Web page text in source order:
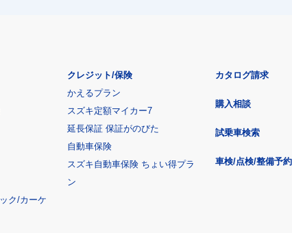
ク/カーケ
クレジット/保険
かえるプラン
スズキ定額マイカー7
延長保証 保証がのびた
自動車保険
スズキ自動車保険 ちょい得プラ
ン
カタログ請求
購入相談
試乗車検索
車検/点検/整備予約